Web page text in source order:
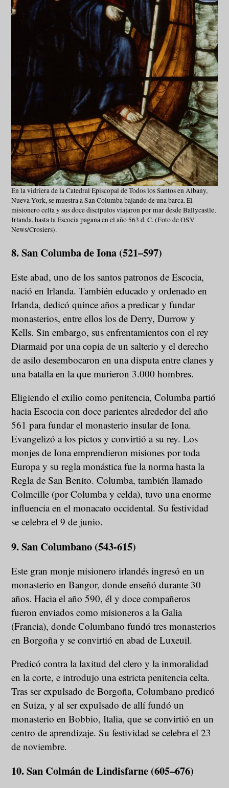
En la vidriera de la Catedral Episcopal de Todos los Santos en Albany,
Nueva York, se muestra a San Columba bajando de una barca. El
misionero celta y sus doce discípulos viajaron por mar desde Ballycastle,
Irlanda, hasta la Escocia pagana en el año 563 d. C. (Foto de OSV
News/Crosiers).
8. San Columba de Iona (521–597)
Este abad, uno de los santos patronos de Escocia,
nació en Irlanda. También educado y ordenado en
Irlanda, dedicó quince años a predicar y fundar
monasterios, entre ellos los de Derry, Durrow y
Kells. Sin embargo, sus enfrentamientos con el rey
Diarmaid por una copia de un salterio y el derecho
de asilo desembocaron en una disputa entre clanes y
una batalla en la que murieron 3.000 hombres.
Eligiendo el exilio como penitencia, Columba partió
hacia Escocia con doce parientes alrededor del año
561 para fundar el monasterio insular de Iona.
Evangelizó a los pictos y convirtió a su rey. Los
monjes de Iona emprendieron misiones por toda
Europa y su regla monástica fue la norma hasta la
Regla de San Benito. Columba, también llamado
Colmcille (por Columba y celda), tuvo una enorme
influencia en el monacato occidental. Su festividad
se celebra el 9 de junio.
9. San Columbano (543-615)
Este gran monje misionero irlandés ingresó en un
monasterio en Bangor, donde enseñó durante 30
años. Hacia el año 590, él y doce compañeros
fueron enviados como misioneros a la Galia
(Francia), donde Columbano fundó tres monasterios
en Borgoña y se convirtió en abad de Luxeuil.
Predicó contra la laxitud del clero y la inmoralidad
en la corte, e introdujo una estricta penitencia celta.
Tras ser expulsado de Borgoña, Columbano predicó
en Suiza, y al ser expulsado de allí fundó un
monasterio en Bobbio, Italia, que se convirtió en un
centro de aprendizaje. Su festividad se celebra el 23
de noviembre.
10. San Colmán de Lindisfarne (605–676)